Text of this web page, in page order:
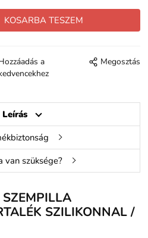
a
Megosztás
Leírás
van szüksége?
SZILIKONNAL /